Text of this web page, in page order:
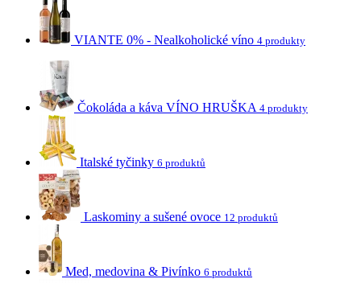
VIANTE 0% - Nealkoholické víno 4 produkty
Čokoláda a káva VÍNO HRUŠKA 4 produkty
Italské tyčinky 6 produktů
Laskominy a sušené ovoce 12 produktů
Med, medovina & Pivínko 6 produktů